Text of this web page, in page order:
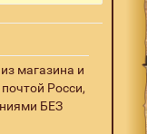
магазина и
Росси,
БЕЗ